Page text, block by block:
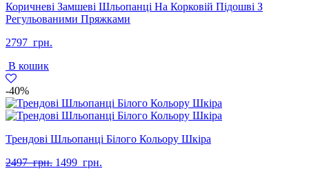
Коричневі Замшеві Шльопанці На Корковій Підошві З
Регульованими Пряжками
2797 грн.
В кошик
-40%
Трендові Шльопанці Білого Кольору Шкіра
2497 грн. Оригінальна
1499 грн.